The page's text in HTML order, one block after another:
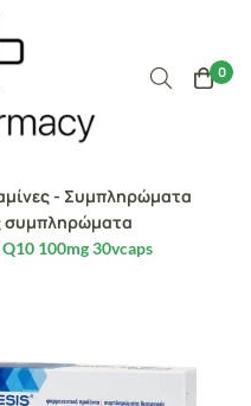
0
- Συμπληρώματα
συμπληρώματα
100mg 30vcaps